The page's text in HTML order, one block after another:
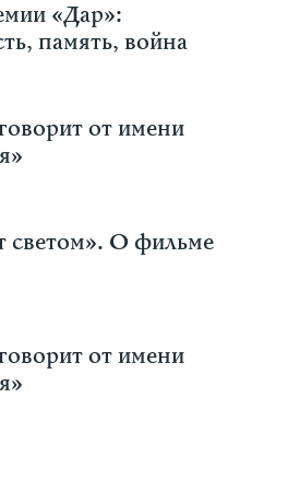
«Дар»:
память, война
от имени
светом». О фильме
от имени